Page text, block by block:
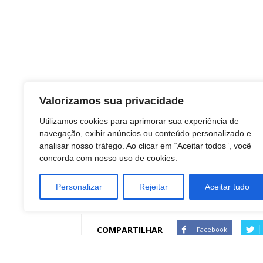
Valorizamos sua privacidade
Utilizamos cookies para aprimorar sua experiência de
navegação, exibir anúncios ou conteúdo personalizado e
analisar nosso tráfego. Ao clicar em “Aceitar todos”, você
concorda com nosso uso de cookies.
Personalizar Rejeitar Aceitar tudo
TAGS
educação
Empreendedorismo
STARTUPS
Tecnologia
COMPARTILHAR Facebook